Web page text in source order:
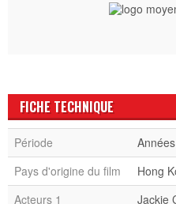
FICHE TECHNIQUE
Période
Pays d'origine du film
Hong
Acteurs 1
Jackie